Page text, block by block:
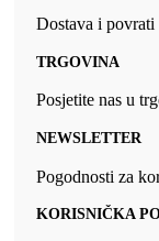
Dostava i povrati
TRGOVINA
Posjetite nas u
NEWSLETTER
Pogodnosti za
KORISNIČKA